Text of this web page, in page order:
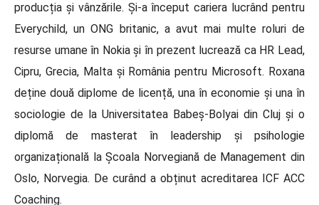
producția și vânzările. Și-a început cariera lucrând pentru
Everychild, un ONG britanic, a avut mai multe roluri de
resurse umane în Nokia și în prezent lucrează ca HR Lead,
Cipru, Grecia, Malta și România pentru Microsoft. Roxana
deține două diplome de licență, una în economie și una în
sociologie de la Universitatea Babeș-Bolyai din Cluj și o
diplomă de masterat în leadership și psihologie
organizațională la Școala Norvegiană de Management din
Oslo, Norvegia. De curând a obținut acreditarea ICF ACC
Coaching.